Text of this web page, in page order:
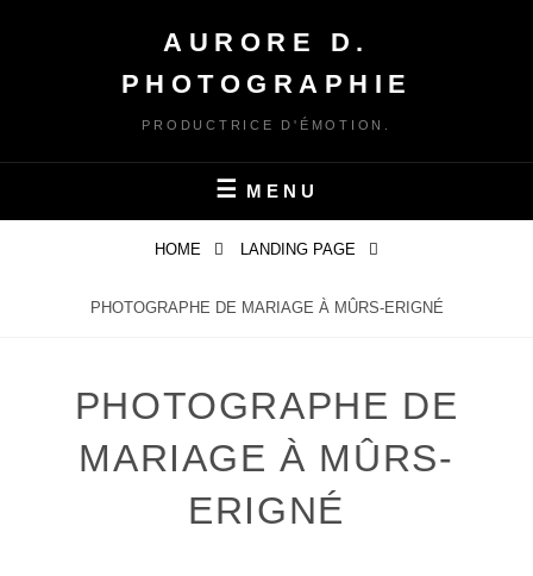
AURORE D.
PHOTOGRAPHIE
PRODUCTRICE D'ÉMOTION.
MENU
HOME LANDING PAGE
PHOTOGRAPHE DE MARIAGE À MÛRS-ERIGNÉ
PHOTOGRAPHE DE
MARIAGE À MÛRS-
ERIGNÉ